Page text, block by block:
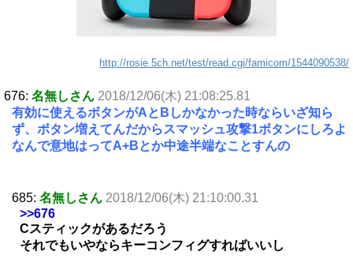
http://rosie.5ch.net/test/read.cgi/famicom/1544090538/
676: 名無しさん 2018/12/06(木) 21:08:25.81
有効に使えるボタンがAとBしかなかった時ならいざ知ら
ず、ボタン増えてんだからスマッシュ攻撃1ボタンにしろよ
なんで意地はってA+Bとか中途半端なことすんの
685: 名無しさん 2018/12/06(木) 21:10:00.31
>>676
Cスティックがあるだろう
それでもいやならキーコンフィグすればいいし